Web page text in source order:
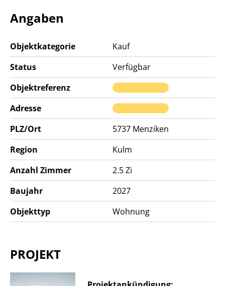
Angaben
Objektkategorie
Kauf
Status
Verfügbar
Objektreferenz
Adresse
PLZ/Ort
5737 Menziken
Region
Kulm
Anzahl Zimmer
2.5 Zi
Baujahr
2027
Objekttyp
Wohnung
PROJEKT